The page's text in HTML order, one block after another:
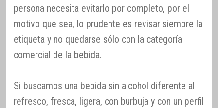
persona necesita evitarlo por completo, por el
motivo que sea, lo prudente es revisar siempre la
etiqueta y no quedarse sólo con la categoría
comercial de la bebida.
Si buscamos una bebida sin alcohol diferente al
refresco, fresca, ligera, con burbuja y con un perfil